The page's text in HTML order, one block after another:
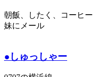
朝飯、したく、コーヒー
妹にメール
●しゅっしゃー